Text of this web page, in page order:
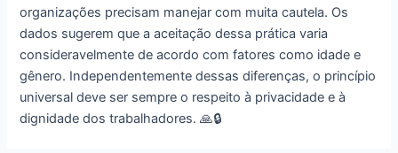
organizações precisam manejar com muita cautela. Os
dados sugerem que a aceitação dessa prática varia
consideravelmente de acordo com fatores como idade e
gênero. Independentemente dessas diferenças, o princípio
universal deve ser sempre o respeito à privacidade e à
dignidade dos trabalhadores. 🙏🔒